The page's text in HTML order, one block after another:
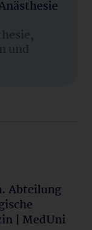
und
Abteilung
| MedUni